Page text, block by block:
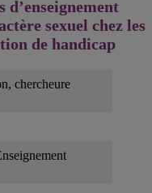
d’enseignement
sexuel chez les
de handicap
chercheure